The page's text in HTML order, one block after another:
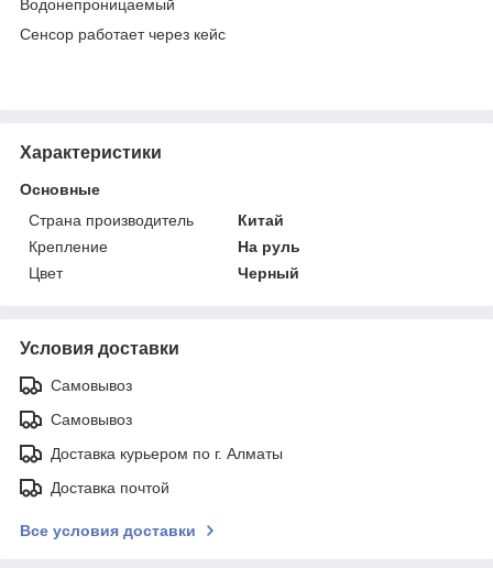
Водонепроницаемый
Сенсор работает через кейс
Характеристики
Основные
Страна производитель
Китай
Крепление
На руль
Цвет
Черный
Условия доставки
Самовывоз
Самовывоз
Доставка курьером по г. Алматы
Доставка почтой
Все условия доставки